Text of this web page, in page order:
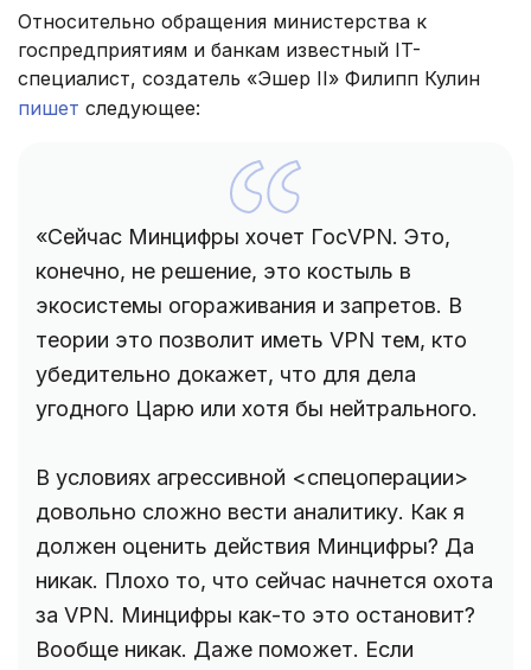
Относительно обращения министерства к
госпредприятиям и банкам известный IT-
специалист, создатель «Эшер II» Филипп Кулин
пишет следующее:
«Сейчас Минцифры хочет ГосVPN. Это,
конечно, не решение, это костыль в
экосистемы огораживания и запретов. В
теории это позволит иметь VPN тем, кто
убедительно докажет, что для дела
угодного Царю или хотя бы нейтрального.
В условиях агрессивной <спецоперации>
довольно сложно вести аналитику. Как я
должен оценить действия Минцифры? Да
никак. Плохо то, что сейчас начнется охота
за VPN. Минцифры как-то это остановит?
Вообще никак. Даже поможет. Если